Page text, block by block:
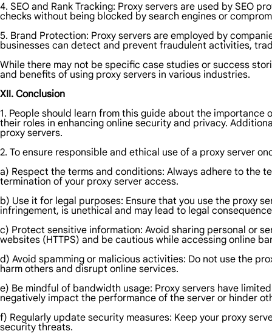
4. SEO and Rank Tracking: Proxy servers are used by SEO
checks without being blocked by search engines or
5. Brand Protection: Proxy servers are employed by
businesses can detect and prevent fraudulent activities,
While there may not be specific case studies or success
and benefits of using proxy servers in various industries.
XII. Conclusion
1. People should learn from this guide about the
their roles in enhancing online security and privacy.
proxy servers.
2. To ensure responsible and ethical use of a proxy server
a) Respect the terms and conditions: Always adhere to the
termination of your proxy server access.
b) Use it for legal purposes: Ensure that you use the proxy
infringement, is unethical and may lead to legal
c) Protect sensitive information: Avoid sharing personal or
websites (HTTPS) and be cautious while accessing online
d) Avoid spamming or malicious activities: Do not use the
harm others and disrupt online services.
e) Be mindful of bandwidth usage: Proxy servers have
negatively impact the performance of the server or hinder
f) Regularly update security measures: Keep your proxy
security threats.